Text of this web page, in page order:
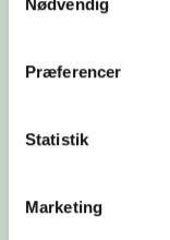
Nødvendig
Præferencer
Statistik
Marketing